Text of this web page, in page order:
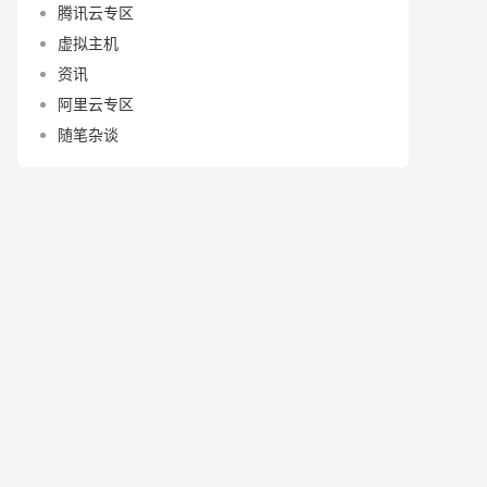
腾讯云专区
虚拟主机
资讯
阿里云专区
随笔杂谈